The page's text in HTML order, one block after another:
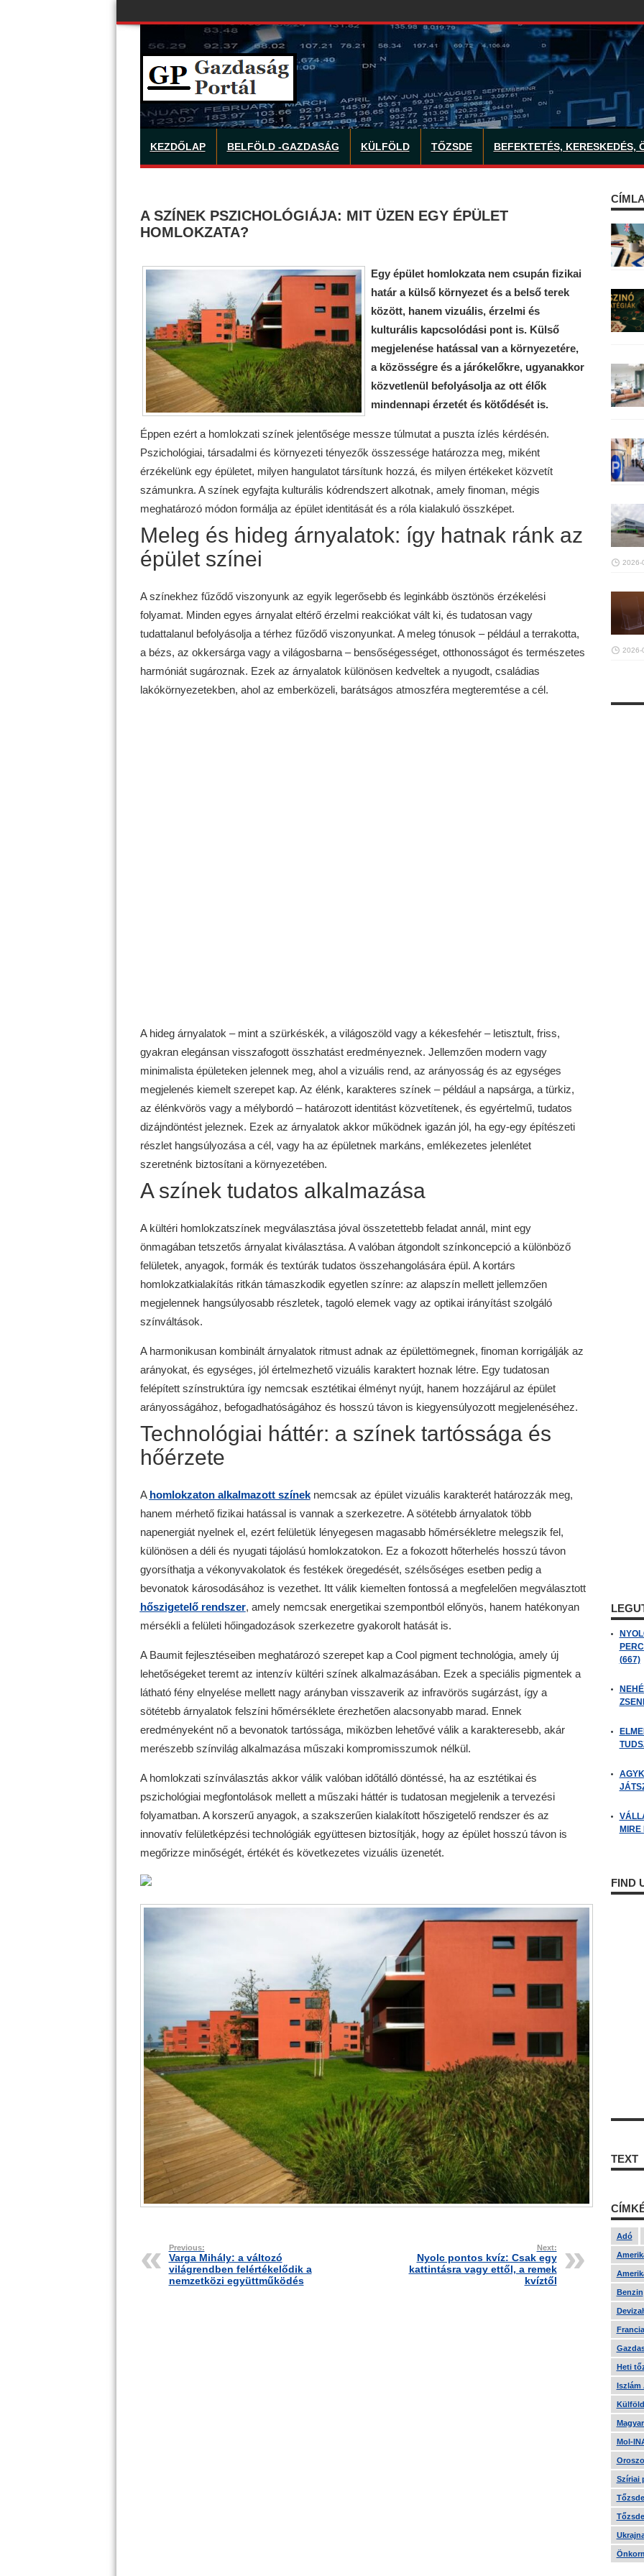
KEZDŐLAP BELFÖLD -GAZDASÁG KÜLFÖLD TŐZSDE BEFEKTETÉS, KERESKEDÉS,
A SZÍNEK PSZICHOLÓGIÁJA: MIT ÜZEN EGY ÉPÜLET
HOMLOKZATA?
Egy épület homlokzata nem csupán fizikai
határ a külső környezet és a belső terek
között, hanem vizuális, érzelmi és
kulturális kapcsolódási pont is. Külső
megjelenése hatással van a környezetére,
a közösségre és a járókelőkre, ugyanakkor
közvetlenül befolyásolja az ott élők
mindennapi érzetét és kötődését is.
Éppen ezért a homlokzati színek jelentősége messze túlmutat a puszta ízlés kérdésén.
Pszichológiai, társadalmi és környezeti tényezők összessége határozza meg, miként
érzékelünk egy épületet, milyen hangulatot társítunk hozzá, és milyen értékeket közvetít
számunkra. A színek egyfajta kulturális kódrendszert alkotnak, amely finoman, mégis
meghatározó módon formálja az épület identitását és a róla kialakuló összképet.
Meleg és hideg árnyalatok: így hatnak ránk az
épület színei
A színekhez fűződő viszonyunk az egyik legerősebb és leginkább ösztönös érzékelési
folyamat. Minden egyes árnyalat eltérő érzelmi reakciókat vált ki, és tudatosan vagy
tudattalanul befolyásolja a térhez fűződő viszonyunkat. A meleg tónusok – például a terrakotta,
a bézs, az okkersárga vagy a világosbarna – bensőségességet, otthonosságot és természetes
harmóniát sugároznak. Ezek az árnyalatok különösen kedveltek a nyugodt, családias
lakókörnyezetekben, ahol az emberközeli, barátságos atmoszféra megteremtése a cél.
A hideg árnyalatok – mint a szürkéskék, a világoszöld vagy a kékesfehér – letisztult, friss,
gyakran elegánsan visszafogott összhatást eredményeznek. Jellemzően modern vagy
minimalista épületeken jelennek meg, ahol a vizuális rend, az arányosság és az egységes
megjelenés kiemelt szerepet kap. Az élénk, karakteres színek – például a napsárga, a türkiz,
az élénkvörös vagy a mélybordó – határozott identitást közvetítenek, és egyértelmű, tudatos
dizájndöntést jeleznek. Ezek az árnyalatok akkor működnek igazán jól, ha egy-egy építészeti
részlet hangsúlyozása a cél, vagy ha az épületnek markáns, emlékezetes jelenlétet
szeretnénk biztosítani a környezetében.
A színek tudatos alkalmazása
A kültéri homlokzatszínek megválasztása jóval összetettebb feladat annál, mint egy
önmagában tetszetős árnyalat kiválasztása. A valóban átgondolt színkoncepció a különböző
felületek, anyagok, formák és textúrák tudatos összehangolására épül. A kortárs
homlokzatkialakítás ritkán támaszkodik egyetlen színre: az alapszín mellett jellemzően
megjelennek hangsúlyosabb részletek, tagoló elemek vagy az optikai irányítást szolgáló
színváltások.
A harmonikusan kombinált árnyalatok ritmust adnak az épülettömegnek, finoman korrigálják az
arányokat, és egységes, jól értelmezhető vizuális karaktert hoznak létre. Egy tudatosan
felépített színstruktúra így nemcsak esztétikai élményt nyújt, hanem hozzájárul az épület
arányosságához, befogadhatóságához és hosszú távon is kiegyensúlyozott megjelenéséhez.
Technológiai háttér: a színek tartóssága és
hőérzete
A homlokzaton alkalmazott színeknemcsak az épület vizuális karakterét határozzák meg,
hanem mérhető fizikai hatással is vannak a szerkezetre. A sötétebb árnyalatok több
napenergiát nyelnek el, ezért felületük lényegesen magasabb hőmérsékletre melegszik fel,
különösen a déli és nyugati tájolású homlokzatokon. Ez a fokozott hőterhelés hosszú távon
gyorsíthatja a vékonyvakolatok és festékek öregedését, szélsőséges esetben pedig a
bevonatok károsodásához is vezethet. Itt válik kiemelten fontossá a megfelelően megválasztott
hőszigetelő rendszer, amely nemcsak energetikai szempontból előnyös, hanem hatékonyan
mérsékli a felületi hőingadozások szerkezetre gyakorolt hatását is.
A Baumit fejlesztéseiben meghatározó szerepet kap a Cool pigment technológia, amely új
lehetőségeket teremt az intenzív kültéri színek alkalmazásában. Ezek a speciális pigmentek a
látható fény elnyelése mellett nagy arányban visszaverik az infravörös sugárzást, így a
sötétebb árnyalatok felszíni hőmérséklete érezhetően alacsonyabb marad. Ennek
eredményeként nő a bevonatok tartóssága, miközben lehetővé válik a karakteresebb, akár
merészebb színvilág alkalmazása műszaki kompromisszumok nélkül.
A homlokzati színválasztás akkor válik valóban időtálló döntéssé, ha az esztétikai és
pszichológiai megfontolások mellett a műszaki háttér is tudatosan megjelenik a tervezési
folyamatban. A korszerű anyagok, a szakszerűen kialakított hőszigetelő rendszer és az
innovatív felületképzési technológiák együttesen biztosítják, hogy az épület hosszú távon is
megőrizze minőségét, értékét és következetes vizuális üzenetét.
Previous:
Varga Mihály: a változó
világrendben felértékelődik a
nemzetközi együttműködés
Next:
Nyolc pontos kvíz: Csak egy
kattintásra vagy ettől, a remek
kvíztől
2026-
2026-
(667)
MIRE
FIND
TEXT
Adó
Benzin
Heti
Iszlám
Mol-
Szíriai